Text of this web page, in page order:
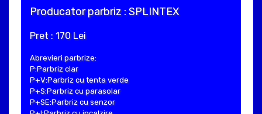
Producator parbriz : SPLINTEX
Pret : 170 Lei
Abrevieri parbrize:
P:Parbriz clar
P+V:Parbriz cu tenta verde
P+S:Parbriz cu parasolar
P+SE:Parbriz cu senzor